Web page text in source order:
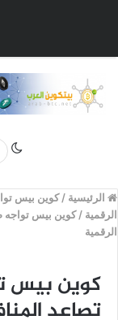
الرئيسية /كوين بيس
الرقمية /كوين بيس تواجه
الرقمية
كوين بيس
تصاعد